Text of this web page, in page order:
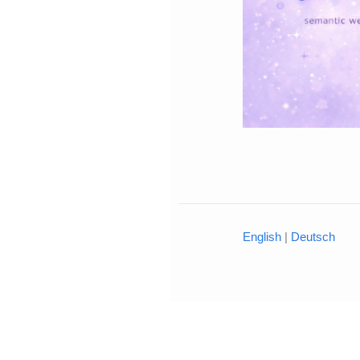
English | Deutsch